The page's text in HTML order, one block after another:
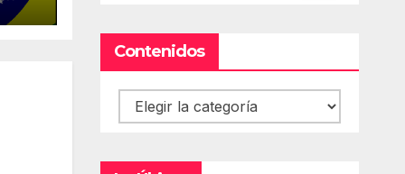
Contenidos
Contenidos